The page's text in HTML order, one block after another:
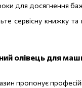
для досягнення
сервісну книжку
олівець для
пропонує